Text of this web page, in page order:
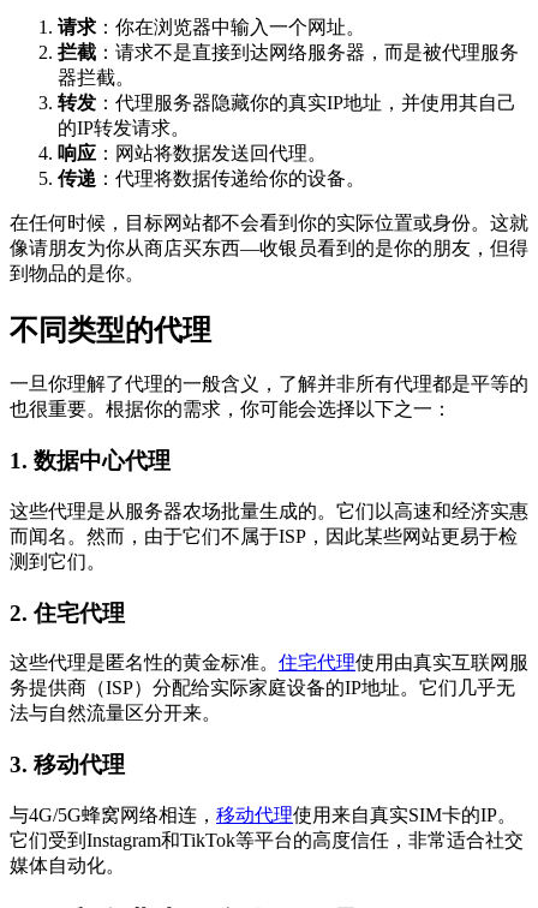
请求 ：你在浏览器中输入一个网址。
拦截 ：请求不是直接到达网络服务器，而是被代理服务
器拦截。
转发 ：代理服务器隐藏你的真实IP地址，并使用其自己
的IP转发请求。
响应 ：网站将数据发送回代理。
传递 ：代理将数据传递给你的设备。
在任何时候，目标网站都不会看到你的实际位置或身份。这就
像请朋友为你从商店买东西—收银员看到的是你的朋友，但得
到物品的是你。
不同类型的代理
一旦你理解了代理的一般含义，了解并非所有代理都是平等的
也很重要。根据你的需求，你可能会选择以下之一：
1. 数据中心代理
这些代理是从服务器农场批量生成的。它们以高速和经济实惠
而闻名。然而，由于它们不属于ISP，因此某些网站更易于检
测到它们。
2. 住宅代理
这些代理是匿名性的黄金标准。 住宅代理使用由真实互联网服
务提供商（ISP）分配给实际家庭设备的IP地址。它们几乎无
法与自然流量区分开来。
3. 移动代理
与4G/5G蜂窝网络相连， 移动代理使用来自真实SIM卡的IP。
它们受到Instagram和TikTok等平台的高度信任，非常适合社交
媒体自动化。